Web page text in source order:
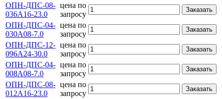
ОПН-ДПС-08-
036А16-23.0
цена по
запросу
Заказать
ОПН-ДПС-04-
030А08-7.0
цена по
запросу
Заказать
ОПН-ДПС-12-
096А24-30.0
цена по
запросу
Заказать
ОПН-ДПС-04-
008А08-7.0
цена по
запросу
Заказать
ОПН-ДПС-08-
012А16-23.0
цена по
запросу
Заказать